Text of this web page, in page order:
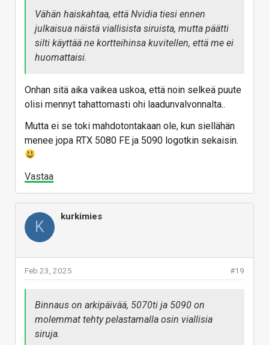
Vähän haiskahtaa, että Nvidia tiesi ennen
julkaisua näistä viallisista siruista, mutta päätti
silti käyttää ne kortteihinsa kuvitellen, että me ei
huomattaisi.
Onhan sitä aika vaikea uskoa, että noin selkeä puute
olisi mennyt tahattomasti ohi laadunvalvonnalta..
Mutta ei se toki mahdotontakaan ole, kun siellähän
menee jopa RTX 5080 FE ja 5090 logotkin sekaisin.
Vastaa
K
kurkimies
#19
Feb 23, 2025
Binnaus on arkipäivää, 5070ti ja 5090 on
molemmat tehty pelastamalla osin viallisia
siruja.